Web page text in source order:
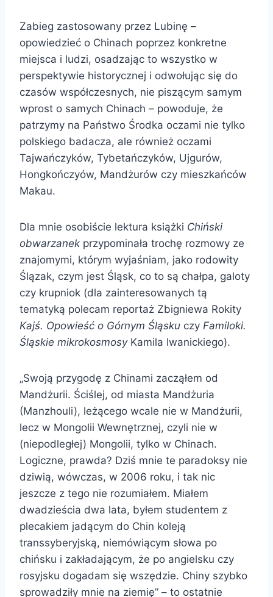
Zabieg zastosowany przez Lubinę –
opowiedzieć o Chinach poprzez konkretne
miejsca i ludzi, osadzając to wszystko w
perspektywie historycznej i odwołując się do
czasów współczesnych, nie piszącym samym
wprost o samych Chinach – powoduje, że
patrzymy na Państwo Środka oczami nie tylko
polskiego badacza, ale również oczami
Tajwańczyków, Tybetańczyków, Ujgurów,
Hongkończyów, Mandżurów czy mieszkańców
Makau.
Dla mnie osobiście lektura książki Chiński
obwarzanek przypominała trochę rozmowy ze
znajomymi, którym wyjaśniam, jako rodowity
Ślązak, czym jest Śląsk, co to są chałpa, galoty
czy krupniok (dla zainteresowanych tą
tematyką polecam reportaż Zbigniewa Rokity
Kajś. Opowieść o Górnym Śląsku czy Familoki.
Śląskie mikrokosmosyKamila Iwanickiego).
„Swoją przygodę z Chinami zacząłem od
Mandżurii. Ściślej, od miasta Mandżuria
(Manzhouli), leżącego wcale nie w Mandżurii,
lecz w Mongolii Wewnętrznej, czyli nie w
(niepodległej) Mongolii, tylko w Chinach.
Logiczne, prawda? Dziś mnie te paradoksy nie
dziwią, wówczas, w 2006 roku, i tak nic
jeszcze z tego nie rozumiałem. Miałem
dwadzieścia dwa lata, byłem studentem z
plecakiem jadącym do Chin koleją
transsyberyjską, niemówiącym słowa po
chińsku i zakładającym, że po angielsku czy
rosyjsku dogadam się wszędzie. Chiny szybko
sprowadziły mnie na ziemię” – to ostatnie